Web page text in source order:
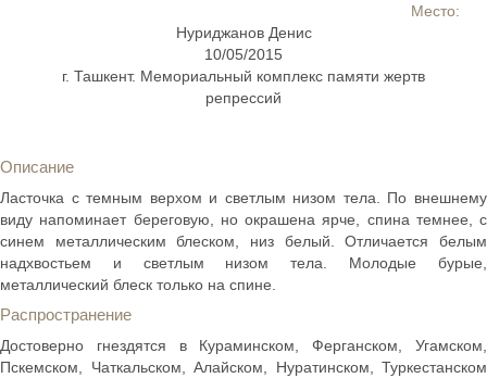
Место:
Нуриджанов Денис
10/05/2015
г. Ташкент. Мемориальный комплекс памяти жертв
репрессий
Описание
Ласточка с темным верхом и светлым низом тела. По внешнему
виду напоминает береговую, но окрашена ярче, спина темнее, с
синем металлическим блеском, низ белый. Отличается белым
надхвостьем и светлым низом тела. Молодые бурые,
металлический блеск только на спине.
Распространение
Достоверно гнездятся в Кураминском, Ферганском, Угамском,
Пскемском, Чаткальском, Алайском, Нуратинском, Туркестанском